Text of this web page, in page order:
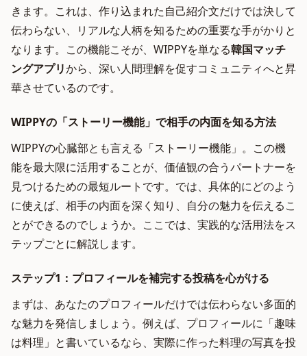
きます。これは、作り込まれた自己紹介文だけでは決して
伝わらない、リアルな人柄を知るための重要な手がかりと
なります。この機能こそが、WIPPYを単なる韓国マッチ
ングアプリから、深い人間理解を促すコミュニティへと昇
華させているのです。
WIPPYの「ストーリー機能」で相手の内面を知る方法
WIPPYの心臓部とも言える「ストーリー機能」。この機
能を最大限に活用することが、価値観の合うパートナーを
見つけるための最短ルートです。では、具体的にどのよう
に使えば、相手の内面を深く知り、自分の魅力を伝えるこ
とができるのでしょうか。ここでは、実践的な活用法をス
テップごとに解説します。
ステップ1：プロフィールを補完する投稿を心がける
まずは、あなたのプロフィールだけでは伝わらない多面的
な魅力を発信しましょう。例えば、プロフィールに「趣味
は料理」と書いているなら、実際に作った料理の写真を投